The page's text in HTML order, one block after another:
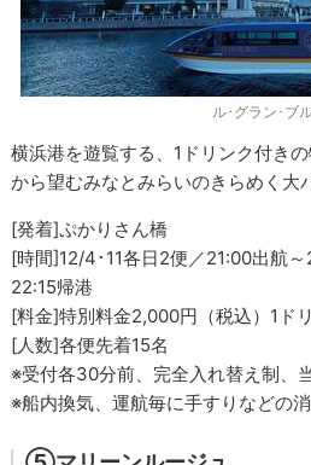
ル･グラン･ブ
横浜港を遊覧する、1ドリンク付き
から望むみなとみらいのきらめく大
[発着]ぷかりさん橋
[時間]12/4･11各日2便／21:00出航
22:15帰港
[料金]特別料金2,000円（税込）1ド
[人数]各便先着15名
※受付各30分前、完全入れ替え制、
※船内換気、運航毎に手すりなどの